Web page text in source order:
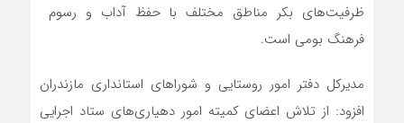
ظرفیت‌های بکر مناطق مختلف با حفظ آداب و رسوم
فرهنگ بومی است.
مدیرکل دفتر امور روستایی و شوراهای استانداری مازندران
افزود: از تلاش اعضای کمیته امور دهیاری‌های ستاد اجرایی